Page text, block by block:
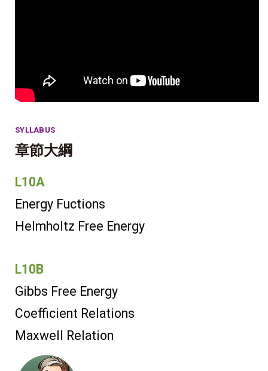
SYLLABUS
章節大綱
L10A
Energy Fuctions
Helmholtz Free Energy
L10B
Gibbs Free Energy
Coefficient Relations
Maxwell Relation